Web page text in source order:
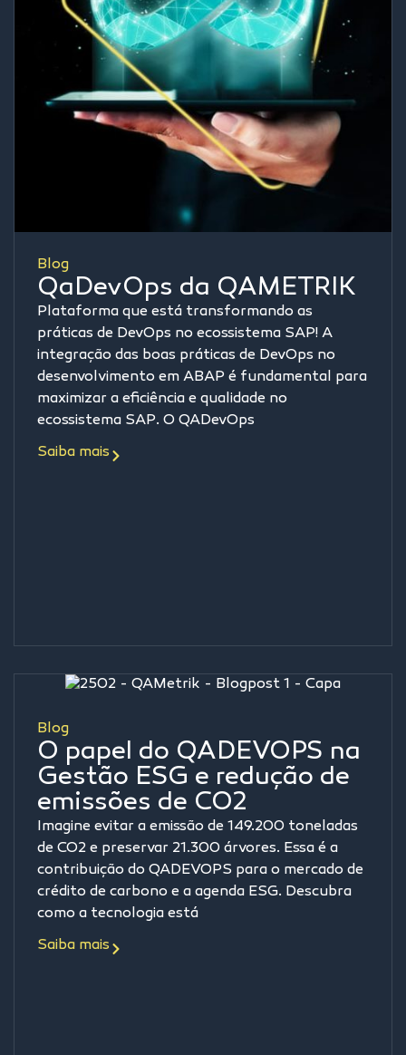
Blog
QaDevOps da QAMETRIK
Plataforma que está transformando as
práticas de DevOps no ecossistema SAP! A
integração das boas práticas de DevOps no
desenvolvimento em ABAP é fundamental para
maximizar a eficiência e qualidade no
ecossistema SAP. O QADevOps
Saiba mais
Blog
O papel do QADEVOPS na
Gestão ESG e redução de
emissões de CO2
Imagine evitar a emissão de 149.200 toneladas
de CO2 e preservar 21.300 árvores. Essa é a
contribuição do QADEVOPS para o mercado de
crédito de carbono e a agenda ESG. Descubra
como a tecnologia está
Saiba mais